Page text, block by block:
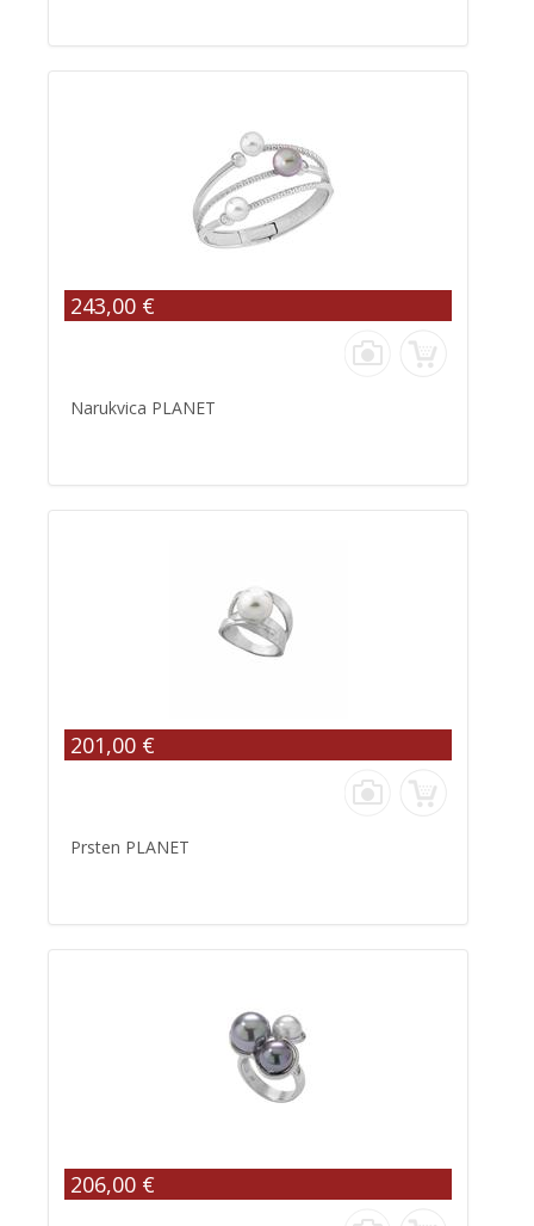
243,00 €
Narukvica PLANET
201,00 €
Prsten PLANET
206,00 €